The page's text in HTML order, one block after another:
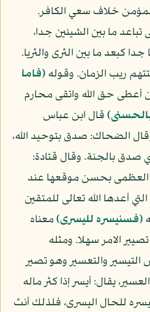
خلاف سعي الكافر.
ما بين الشيئين جدا،
كبعد ما بين الثرى والثريا.
ريب الزمان. وقوله(فاما
أعطى حق الله واتقى محارم
قال ابن عباس
الضحاك: صدق بتوحيد الله،
بالجنة. وقال قتادة:
العظمى بحسن موقعها عند
أعدها الله تعالى للمتقين
(فسنيسره لليسرى)معناه
الامر سهلا. ومثله
والتعسير وهو تصير
يقال: أيسر إذا كثر ماله
للحال اليسرى، فلذلك أنث